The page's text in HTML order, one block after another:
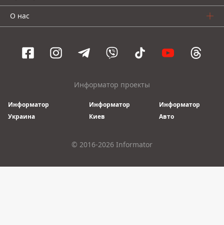
О нас
Информатор проекты
Информатор
Украина
Информатор
Киев
Информатор
Авто
© 2016-2026 Informator